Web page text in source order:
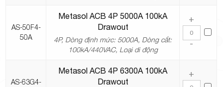
AS-50F4-
50A
Metasol ACB 4P 5000A 100kA
Drawout
4P, Dòng định mức: 5000A, Dòng cắt:
100kA/440VAC, Loại di động
+
-
AS-63G4-
Metasol ACB 4P 6300A 100kA
Drawout
+